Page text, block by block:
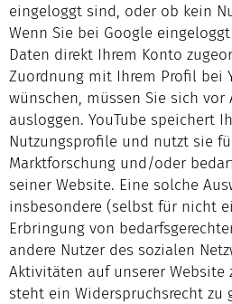
eingeloggt sind, oder ob kein
Wenn Sie bei Google
Daten direkt Ihrem Konto
Zuordnung mit Ihrem Profil bei
wünschen, müssen Sie sich
ausloggen. YouTube speichert
Nutzungsprofile und nutzt sie
Marktforschung und/oder
seiner Website. Eine solche
insbesondere (selbst für nicht
Erbringung von
andere Nutzer des sozialen
Aktivitäten auf unserer Website
steht ein Widerspruchsrecht zu